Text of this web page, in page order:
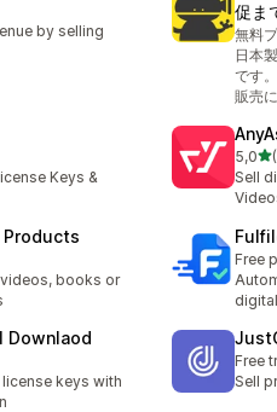
by selling
促ま
無料
日本
です
販売
Keys &
5,0
Sell
books or
Free
Downlaod
keys with
Free
Sell